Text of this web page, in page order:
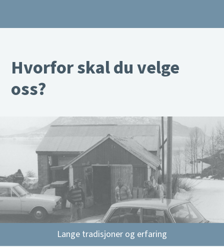
Hvorfor skal du velge
oss?
Lange tradisjoner og erfaring